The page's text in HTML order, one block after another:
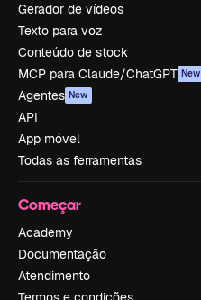
Gerador de vídeos
Texto para voz
Conteúdo de stock
MCP para Claude/ChatGPT New
Agentes New
API
App móvel
Todas as ferramentas
Começar
Academy
Documentação
Atendimento